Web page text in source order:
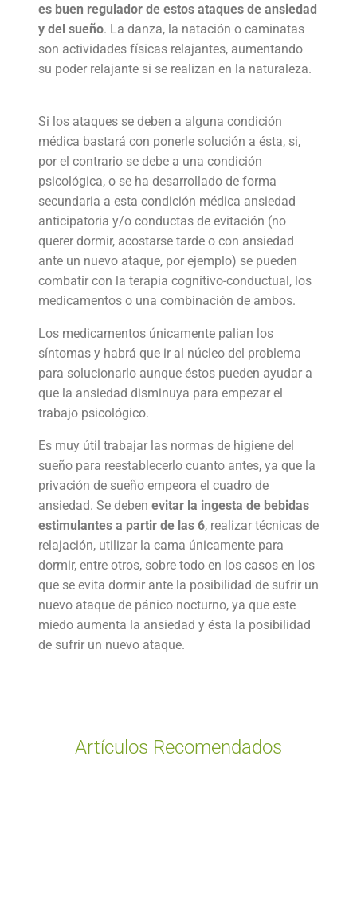
es buen regulador de estos ataques de ansiedad
y del sueño. La danza, la natación o caminatas
son actividades físicas relajantes, aumentando
su poder relajante si se realizan en la naturaleza.
Si los ataques se deben a alguna condición
médica bastará con ponerle solución a ésta, si,
por el contrario se debe a una condición
psicológica, o se ha desarrollado de forma
secundaria a esta condición médica ansiedad
anticipatoria y/o conductas de evitación (no
querer dormir, acostarse tarde o con ansiedad
ante un nuevo ataque, por ejemplo) se pueden
combatir con la terapia cognitivo-conductual, los
medicamentos o una combinación de ambos.
Los medicamentos únicamente palian los
síntomas y habrá que ir al núcleo del problema
para solucionarlo aunque éstos pueden ayudar a
que la ansiedad disminuya para empezar el
trabajo psicológico.
Es muy útil trabajar las normas de higiene del
sueño para reestablecerlo cuanto antes, ya que la
privación de sueño empeora el cuadro de
ansiedad. Se deben evitar la ingesta de bebidas
estimulantes a partir de las 6, realizar técnicas de
relajación, utilizar la cama únicamente para
dormir, entre otros, sobre todo en los casos en los
que se evita dormir ante la posibilidad de sufrir un
nuevo ataque de pánico nocturno, ya que este
miedo aumenta la ansiedad y ésta la posibilidad
de sufrir un nuevo ataque.
Artículos Recomendados